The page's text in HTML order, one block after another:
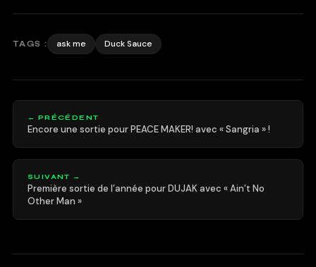
TAGS : ask me Duck Sauce
← PRÉCÉDENT
Encore une sortie pour PEACE MAKER! avec « Sangria » !
SUIVANT →
Première sortie de l’année pour DUJAK avec « Ain’t No
Other Man »